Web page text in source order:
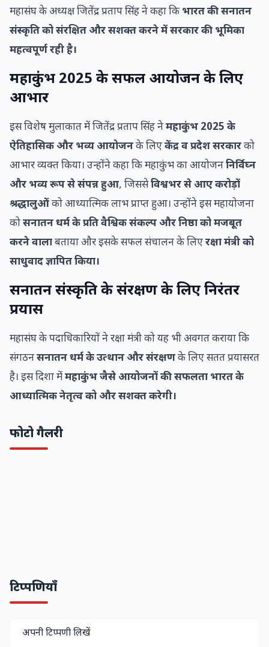
महासंघ के अध्यक्ष जितेंद्र प्रताप सिंह ने कहा कि भारत की सनातन
संस्कृति को संरक्षित और सशक्त करने में सरकार की भूमिका
महत्वपूर्ण रही है।
महाकुंभ 2025 के सफल आयोजन के लिए
आभार
इस विशेष मुलाकात में जितेंद्र प्रताप सिंह नेमहाकुंभ 2025 के
ऐतिहासिक और भव्य आयोजनके लिएकेंद्र व प्रदेश सरकारको
आभार व्यक्त किया। उन्होंने कहा कि महाकुंभ का आयोजननिर्विघ्न
और भव्य रूप से संपन्न हुआ, जिससेविश्वभर से आए करोड़ों
श्रद्धालुओंको आध्यात्मिक लाभ प्राप्त हुआ। उन्होंने इस महायोजना
कोसनातन धर्म के प्रति वैश्विक संकल्प और निष्ठा को मजबूत
करने वालाबताया और इसके सफल संचालन के लिएरक्षा मंत्री को
साधुवाद ज्ञापित किया।
सनातन संस्कृति के संरक्षण के लिए निरंतर
प्रयास
महासंघ के पदाधिकारियों ने रक्षा मंत्री को यह भी अवगत कराया कि
संगठनसनातन धर्म के उत्थान और संरक्षणके लिए सतत प्रयासरत
है। इस दिशा मेंमहाकुंभ जैसे आयोजनों की सफलता भारत के
आध्यात्मिक नेतृत्व को और सशक्त करेगी।
फोटो गैलरी
टिप्पणियाँ
अपनी टिप्पणी लिखें